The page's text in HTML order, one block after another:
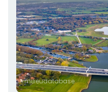
milieudatabase